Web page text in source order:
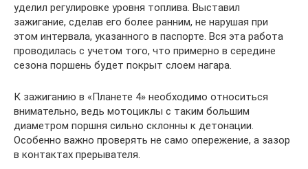
уделил регулировке уровня топлива. Выставил
зажигание, сделав его более ранним, не нарушая при
этом интервала, указанного в паспорте. Вся эта работа
проводилась с учетом того, что примерно в середине
сезона поршень будет покрыт слоем нагара.
К зажиганию в «Планете 4» необходимо относиться
внимательно, ведь мотоциклы с таким большим
диаметром поршня сильно склонны к детонации.
Особенно важно проверять не само опережение, а зазор
в контактах прерывателя.